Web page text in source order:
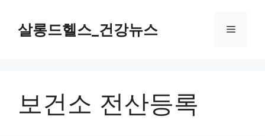
살롱드헬스_건강뉴스 메
보건소 전산등록